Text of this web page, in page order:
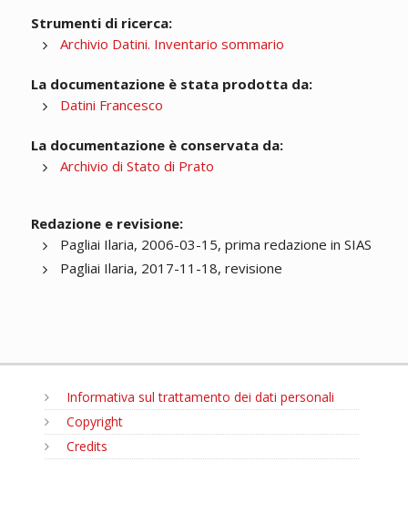
Strumenti di ricerca:
Archivio Datini. Inventario sommario
La documentazione è stata prodotta da:
Datini Francesco
La documentazione è conservata da:
Archivio di Stato di Prato
Redazione e revisione:
Pagliai Ilaria, 2006-03-15, prima redazione in SIAS
Pagliai Ilaria, 2017-11-18, revisione
Informativa sul trattamento dei dati personali
Copyright
Credits